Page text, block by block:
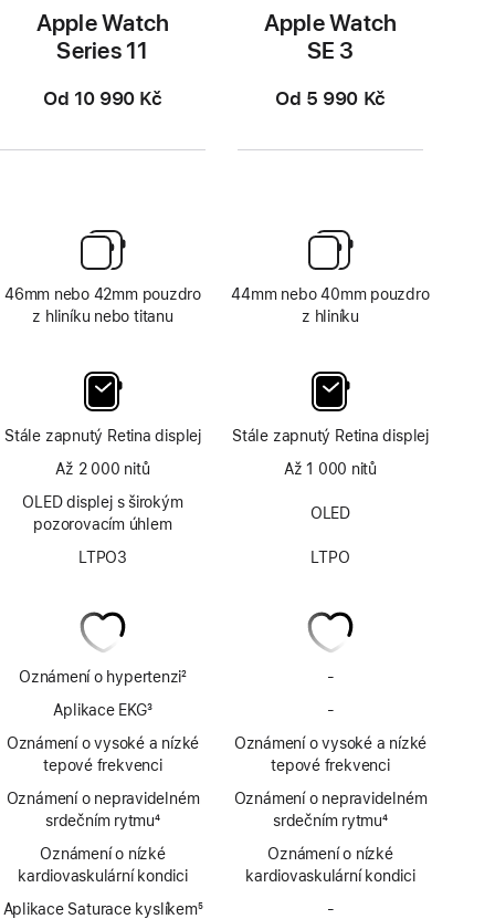
Apple Watch
Series 11
Od 10 990 Kč
46mm nebo 42mm pouzdro
z hliníku nebo titanu
Stále zapnutý Retina displej
Až 2 000 nitů
OLED displej s širokým
pozorovacím úhlem
LTPO3
Oznámení o hypertenzi2
Aplikace EKG
Poznámka
3
Oznámení o vysoké a nízké
tepové frekvenci
Oznámení o nepravidelném
srdečním rytmu
Poznámka
4
Oznámení o nízké
kardiovaskulární kondici
Aplikace Saturace kyslíkem5
Apple Watch
SE 3
Od 5 990 Kč
44mm nebo 40mm pouzdro
z hliníku
Stále zapnutý Retina displej
Až 1 000 nitů
OLED
LTPO
-
-
aplikace
EKG
Oznámení o vysoké a nízké
tepové frekvenci
Oznámení o nepravidelném
srdečním rytmu
Poznámka
4
Oznámení o nízké
kardiovaskulární kondici
-